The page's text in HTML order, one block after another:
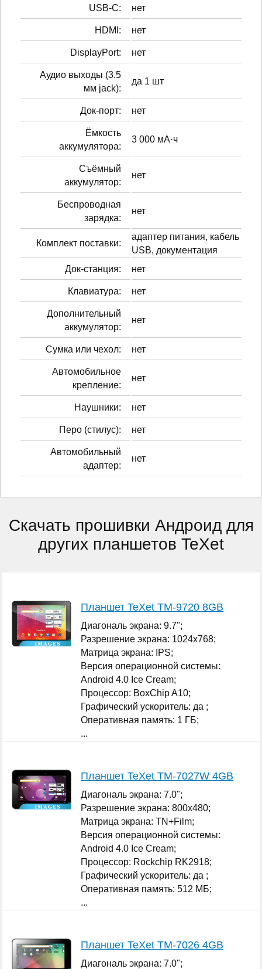
USB-C: нет
HDMI: нет
DisplayPort: нет
Аудио выходы (3.5
мм jack):
да 1 шт
Док-порт: нет
Ёмкость
аккумулятора:
3 000 мА·ч
Cъёмный
аккумулятор:
нет
Беспроводная
зарядка:
нет
Комплект поставки:
адаптер питания, кабель
USB, документация
Док-станция:
нет
Клавиатура: нет
Дополнительный
аккумулятор:
нет
Сумка или чехол: нет
Автомобильное
крепление:
нет
Наушники: нет
Перо (стилус): нет
Автомобильный
адаптер:
нет
Скачать прошивки Андроид для
других планшетов TeXet
Планшет TeXet TM-9720 8GB
Диагональ экрана: 9.7";
Разрешение экрана: 1024x768;
Матрица экрана: IPS;
Версия операционной системы:
Android 4.0 Ice Cream;
Процессор: BoxChip A10;
Графический ускоритель: да ;
Оперативная память: 1 ГБ;
...
Планшет TeXet TM-7027W 4GB
Диагональ экрана: 7.0";
Разрешение экрана: 800x480;
Матрица экрана: TN+Film;
Версия операционной системы:
Android 4.0 Ice Cream;
Процессор: Rockchip RK2918;
Графический ускоритель: да ;
Оперативная память: 512 МБ;
...
Планшет TeXet TM-7026 4GB
Диагональ экрана: 7.0";